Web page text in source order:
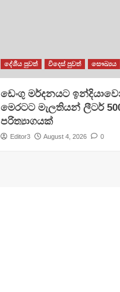
දේශීය පුවත් විදෙස් පුවත් සෞඛ්‍යය
ඩෙංගු මර්දනයට
මෙරටට මැලතියන් ලීටර්
පරිත්‍යාගයක්
Editor3 August 4, 2026 0